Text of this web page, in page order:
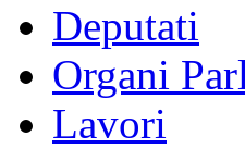
Deputati
Organi
Lavori